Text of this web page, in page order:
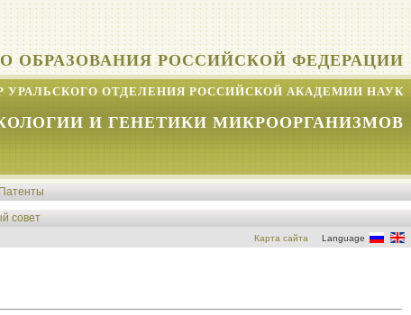
ОБРАЗОВАНИЯ РОССИЙСКОЙ ФЕДЕРАЦИИ
ОТДЕЛЕНИЯ РОССИЙСКОЙ АКАДЕМИИ НАУК
И ГЕНЕТИКИ МИКРООРГАНИЗМОВ
Патенты
совет
Карта сайта Language